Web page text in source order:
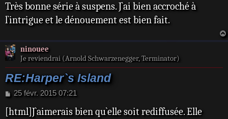
s
s
a
Très bonne série à suspens. J`ai bien accroché à
l`intrigue et le dénouement est bien fait.
ninouee
Je reviendrai (Arnold Schwarzenegger, Terminator)
RE:Harper`s Island
M
s
25 févr. 2015 07:21
[html]J`aimerais bien qu`elle soit rediffusée. Elle